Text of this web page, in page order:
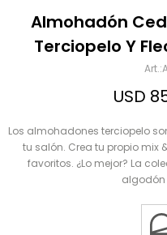
Almohadón
Terciopelo Y
USD
Los almohadones terciopelo
tu salón. Crea tu propio mix
favoritos. ¿Lo mejor? La
algodón
Mensaje